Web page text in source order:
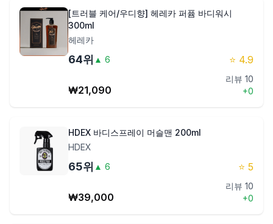
[트러블 케어/우디향] 헤레카 퍼퓸 바디워시
300ml
헤레카
64위 ▲ 6 ⭐ 4.9
₩21,090
리뷰 10
+0
HDEX 바디스프레이 머슬맨 200ml
HDEX
65위 ▲ 6 ⭐ 5
₩39,000
리뷰 10
+0